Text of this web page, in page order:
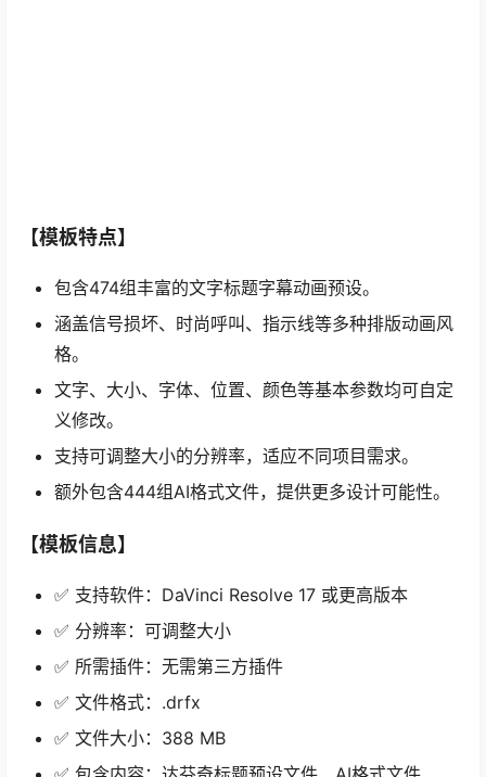
【模板特点】
包含474组丰富的文字标题字幕动画预设。
涵盖信号损坏、时尚呼叫、指示线等多种排版动画风
格。
文字、大小、字体、位置、颜色等基本参数均可自定
义修改。
支持可调整大小的分辨率，适应不同项目需求。
额外包含444组AI格式文件，提供更多设计可能性。
【模板信息】
✅ 支持软件：DaVinci Resolve 17 或更高版本
✅ 分辨率：可调整大小
✅ 所需插件：无需第三方插件
✅ 文件格式：.drfx
✅ 文件大小：388 MB